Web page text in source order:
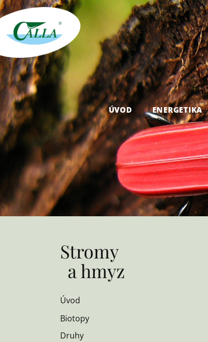
ÚVOD ENERGETIKA
Stromy
a hmyz
Úvod
Biotopy
Druhy